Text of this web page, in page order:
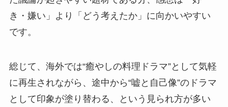
き・嫌い」より「どう考えたか」に向かいやすい
です。
総じて、海外では“癒やしの料理ドラマ”として気軽
に再生されながら、途中から“嘘と自己像”のドラマ
として印象が塗り替わる、という見られ方が多い